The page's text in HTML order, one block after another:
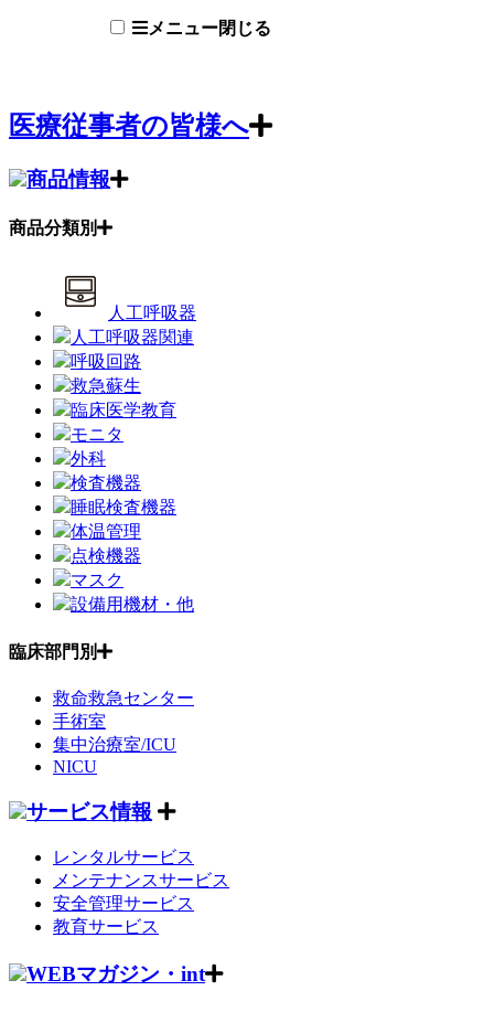
メニュー閉じる
医療従事者の皆様へ
商品情報
商品分類別
人工呼吸器
人工呼吸器関連
呼吸回路
救急蘇生
臨床医学教育
モニタ
外科
検査機器
睡眠検査機器
体温管理
点検機器
マスク
設備用機材・他
臨床部門別
救命救急センター
手術室
集中治療室/ICU
NICU
サービス情報
レンタルサービス
メンテナンスサービス
安全管理サービス
教育サービス
WEBマガジン・int